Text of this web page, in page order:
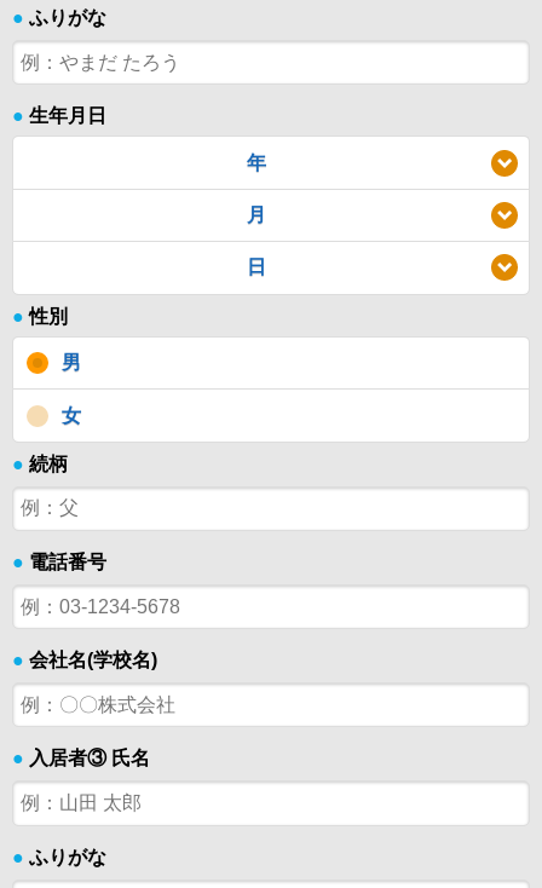
● ふりがな
● 生年月日
年
月
日
● 性別
男
女
● 続柄
● 電話番号
● 会社名(学校名)
● 入居者③ 氏名
● ふりがな